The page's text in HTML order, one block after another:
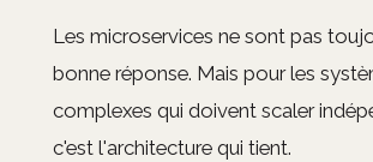
Les microservices ne sont pas
bonne réponse. Mais pour les
complexes qui doivent scaler
c'est l'architecture qui tient.